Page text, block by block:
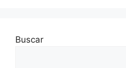
Buscar